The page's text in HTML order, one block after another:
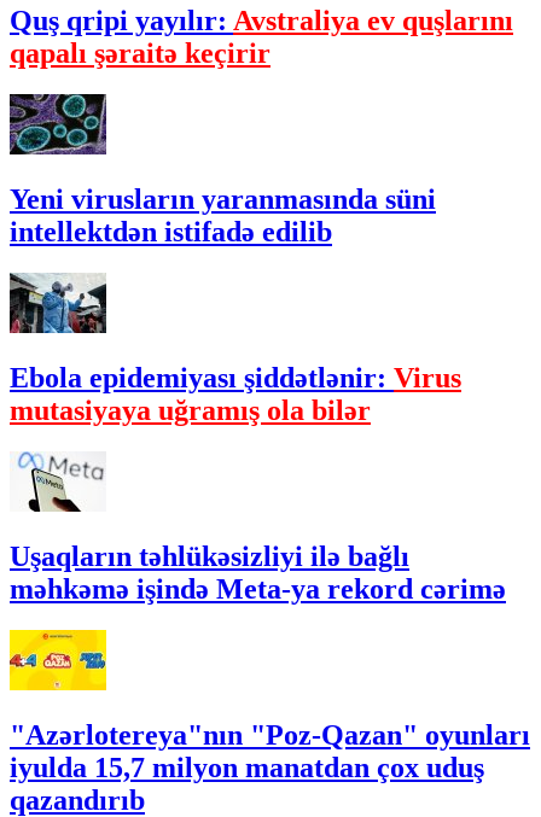
Quş qripi yayılır: Avstraliya ev quşlarını
qapalı şəraitə keçirir
Yeni virusların yaranmasında süni
intellektdən istifadə edilib
Ebola epidemiyası şiddətlənir: Virus
mutasiyaya uğramış ola bilər
Uşaqların təhlükəsizliyi ilə bağlı
məhkəmə işində Meta-ya rekord cərimə
"Azərlotereya"nın "Poz-Qazan" oyunları
iyulda 15,7 milyon manatdan çox uduş
qazandırıb